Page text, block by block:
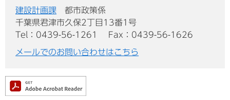
建設計画課
都市政策係
千葉県君津市久保2丁目13番1号
Tel：0439-56-1261
Fax：0439-56-1626
メールでのお問い合わせはこちら